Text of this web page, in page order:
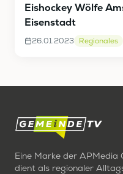
Eishockey Wölfe
Eisenstadt
26.01.2023 Regionales
Eine Marke der APMedia
dient als regionaler